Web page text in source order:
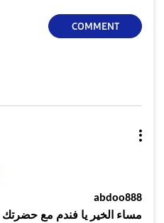
COMMENT
abdoo888
مساء
الخير يا فندم مع حضرتك